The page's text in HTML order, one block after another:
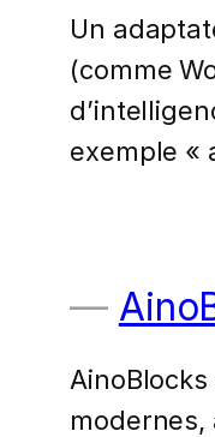
Un
(comme
exemple «